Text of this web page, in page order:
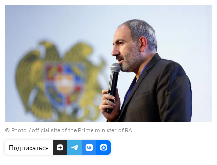
© Photo / official site of the Prime minister of RA
Подписаться